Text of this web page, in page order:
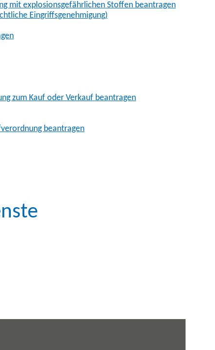
mit explosionsgefährlichen Stoffen beantragen
Eingriffsgenehmigung)
zum Kauf oder Verkauf beantragen
beantragen